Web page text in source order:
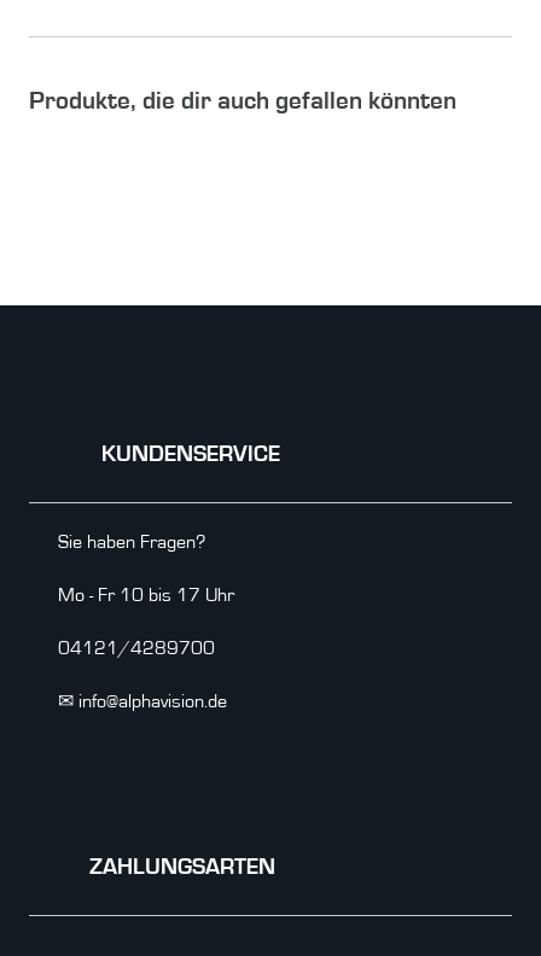
Produkte, die dir auch gefallen könnten
KUNDENSERVICE
Sie haben Fragen?
Mo - Fr 10 bis 17 Uhr
04121/4289700
✉ info@alphavision.de
ZAHLUNGSARTEN